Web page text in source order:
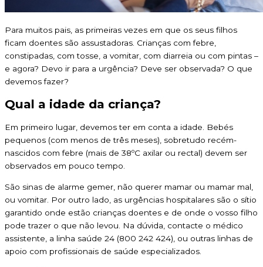
Para muitos pais, as primeiras vezes em que os seus filhos
ficam doentes são assustadoras. Crianças com febre,
constipadas, com tosse, a vomitar, com diarreia ou com pintas –
e agora? Devo ir para a urgência? Deve ser observada? O que
devemos fazer?
Qual a idade da criança?
Em primeiro lugar, devemos ter em conta a idade. Bebés
pequenos (com menos de três meses), sobretudo recém-
nascidos com febre (mais de 38ºC axilar ou rectal) devem ser
observados em pouco tempo.
São sinas de alarme gemer, não querer mamar ou mamar mal,
ou vomitar. Por outro lado, as urgências hospitalares são o sítio
garantido onde estão crianças doentes e de onde o vosso filho
pode trazer o que não levou. Na dúvida, contacte o médico
assistente, a linha saúde 24 (800 242 424), ou outras linhas de
apoio com profissionais de saúde especializados.